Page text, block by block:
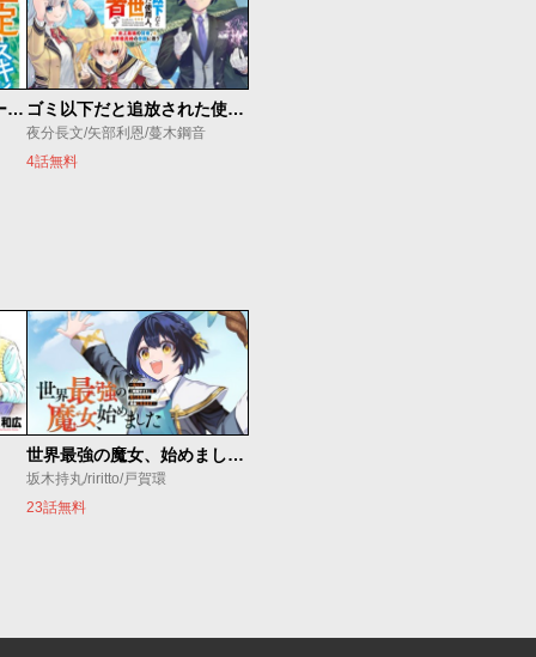
俺の『鑑定』スキルがチートすぎて ゴミ以下だと追放された使用人、実は前世賢者です ～史上最強の賢者、世界最高峰の学園に通う～
夜分長文/矢部利恩/蔓木鋼音
4話無料
世界最強の魔女、始めました ～私だけ『攻略サイト』を見れる世界で自由に生きます～
坂木持丸/riritto/戸賀環
23話無料